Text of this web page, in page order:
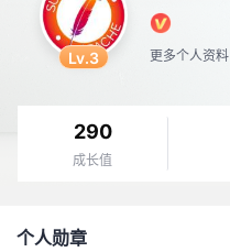
Lv.3 更多个人资料
290
成长值
个人勋章